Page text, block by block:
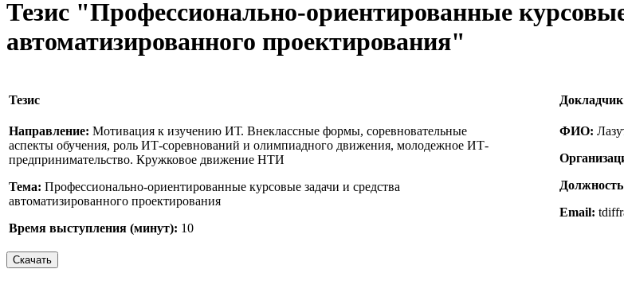
Тезис "Профессионально-ориентированные
автоматизированного проектирования"
Тезис
Направление: Мотивация к изучению ИТ. Внеклассные формы, соревновательные
аспекты обучения, роль ИТ-соревнований и олимпиадного движения, молодежное ИТ-
предпринимательство. Кружковое движение НТИ
Тема: Профессионально-ориентированные курсовые задачи и средства
автоматизированного проектирования
Время выступления (минут): 10
Докладчик
ФИО:
Email: